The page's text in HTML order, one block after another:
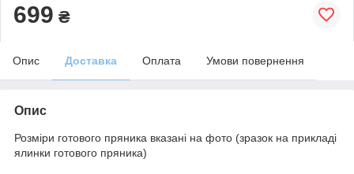
699 ₴
Опис Доставка Оплата Умови повернення
Опис
Розміри готового пряника вказані на фото (зразок на прикладі
ялинки готового пряника)